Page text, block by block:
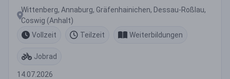
Wittenberg, Annaburg, Gräfenhainichen, Dessau-Roßlau,
Coswig (Anhalt)
Vollzeit
Teilzeit Weiterbildungen
Jobrad
14.07.2026